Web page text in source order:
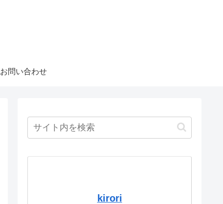
お問い合わせ
kirori